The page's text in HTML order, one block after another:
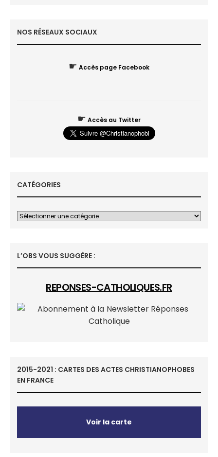
NOS RÉSEAUX SOCIAUX
☛ Accès page Facebook
☛ Accès au Twitter
CATÉGORIES
L’OBS VOUS SUGGÈRE :
REPONSES-CATHOLIQUES.FR
2015-2021 : CARTES DES ACTES CHRISTIANOPHOBES
EN FRANCE
Voir la carte